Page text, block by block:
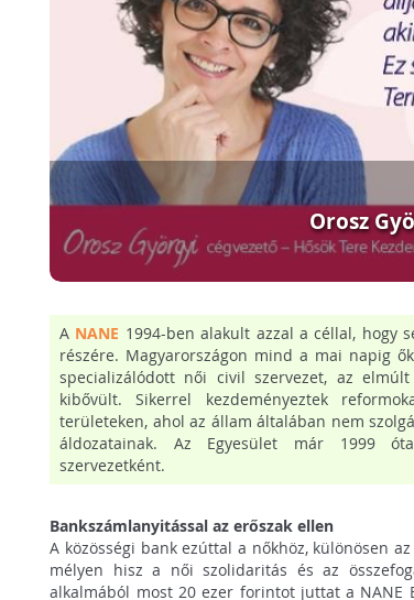
Orosz
A NANE 1994-ben alakult azzal a céllal, hogy
részére. Magyarországon mind a mai napig
specializálódott női civil szervezet, az
kibővült. Sikerrel kezdeményeztek
területeken, ahol az állam általában nem
áldozatainak. Az Egyesület már 1999
szervezetként.
Bankszámlanyitással az erőszak ellen
A közösségi bank ezúttal a nőkhöz, különösen
mélyen hisz a női szolidaritás és az
alkalmából most 20 ezer forintot juttat a NANE